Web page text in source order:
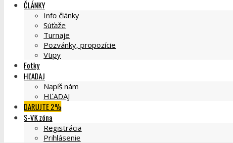
ČLÁNKY
Info články
Súťaže
Turnaje
Pozvánky, propozície
Vtipy
Fotky
HĽADAJ
Napíš nám
HĽADAJ
DARUJTE 2%
S-VK zóna
Registrácia
Prihlásenie